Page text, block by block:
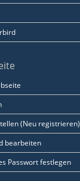
(Neu registrieren)
bearbeiten
Passwort festlegen